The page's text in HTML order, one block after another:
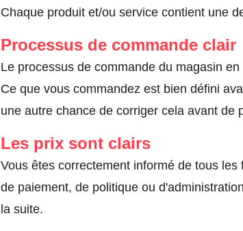
Chaque produit et/ou service contient une
Processus de commande clair
Le processus de commande du magasin
Ce que vous commandez est bien défini
une autre chance de corriger cela avant de
Les prix sont clairs
Vous êtes correctement informé de tous
de paiement, de politique ou
la suite.